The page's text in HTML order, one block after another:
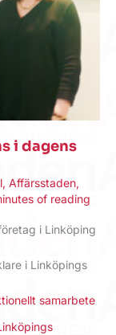
i dagens
, Affärsstaden,
of reading
i Linköping
i Linköpings
samarbete